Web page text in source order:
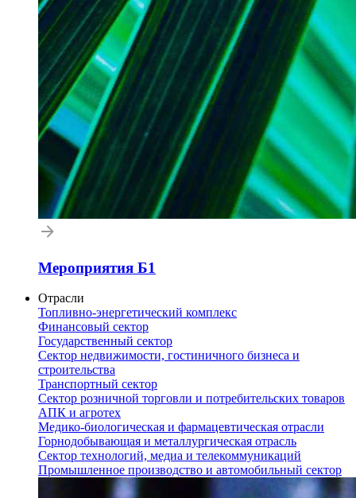
Мероприятия Б1
Отрасли
Топливно-энергетический комплекс
Финансовый сектор
Государственный сектор
Сектор недвижимости, гостиничного бизнеса и
строительства
Транспортный сектор
Сектор розничной торговли и потребительских товаров
АПК и агротех
Медико-биологическая и фармацевтическая отрасли
Горнодобывающая и металлургическая отрасль
Сектор технологий, медиа и телекоммуникаций
Промышленное производство и автомобильный сектор